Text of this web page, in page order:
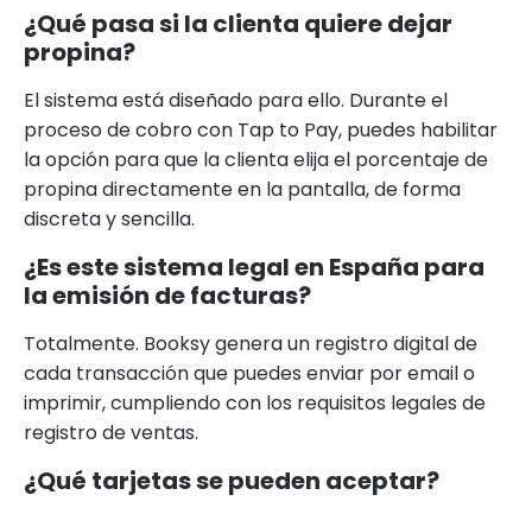
¿Qué pasa si la clienta quiere dejar
propina?
El sistema está diseñado para ello. Durante el
proceso de cobro con Tap to Pay, puedes habilitar
la opción para que la clienta elija el porcentaje de
propina directamente en la pantalla, de forma
discreta y sencilla.
¿Es este sistema legal en España para
la emisión de facturas?
Totalmente. Booksy genera un registro digital de
cada transacción que puedes enviar por email o
imprimir, cumpliendo con los requisitos legales de
registro de ventas.
¿Qué tarjetas se pueden aceptar?